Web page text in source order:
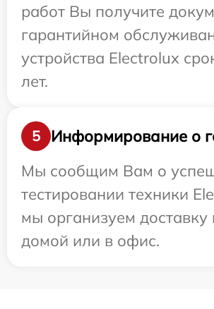
работ Вы получите
гарантийном
устройства Electrolux
лет.
5
Информирование о
Мы сообщим Вам о
тестировании техники
мы организуем доставку
домой или в офис.